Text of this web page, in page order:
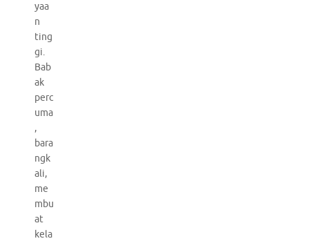
yaa
n
ting
gi.
Bab
ak
perc
uma
,
bara
ngk
ali,
me
mbu
at
kela